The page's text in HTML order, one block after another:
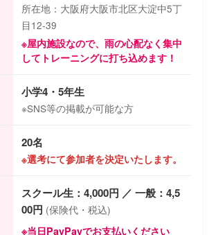
所在地：大阪府大阪市北区大淀中5丁
目12-39
※屋内施設なので、雨の心配なく集中
してトレーニングに打ち込めます！
小学4・5年生
※SNS等の掲載が可能な方
20名
※選考にて参加者を決定いたします。
スクール生：4,000円 ／ 一般：4,5
00円 (保険代・税込)
※当日PayPayでお支払いください